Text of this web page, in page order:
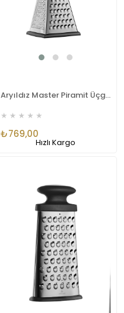
Aryıldız Master Piramit Üçgen Rende Ar272749
★ ★ ★ ★ ★
₺769,00
Hızlı Kargo